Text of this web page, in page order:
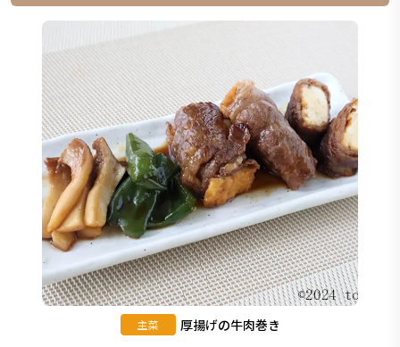
主菜 厚揚げの牛肉巻き